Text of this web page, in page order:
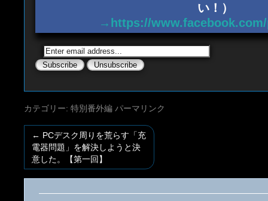
い！）
→https://
カテゴリー: 特別番外編 パーマリンク
← PCデスク周りを荒らす「充
電器問題」を解決しようと決
意した。【第一回】